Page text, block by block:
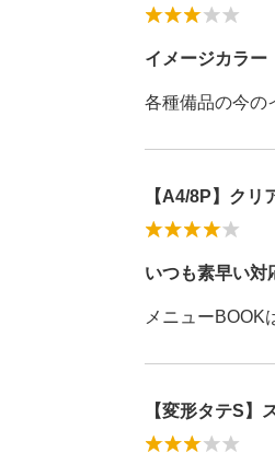
イメージカラー
各種備品の今の
【A4/8P】クリ
いつも素早い対
メニューBOOK
【変形タテS】